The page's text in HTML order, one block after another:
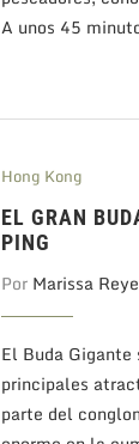
A unos 45
Hong Kong
EL GRAN
PING
Por Marissa
El Buda Gigante
principales
parte del